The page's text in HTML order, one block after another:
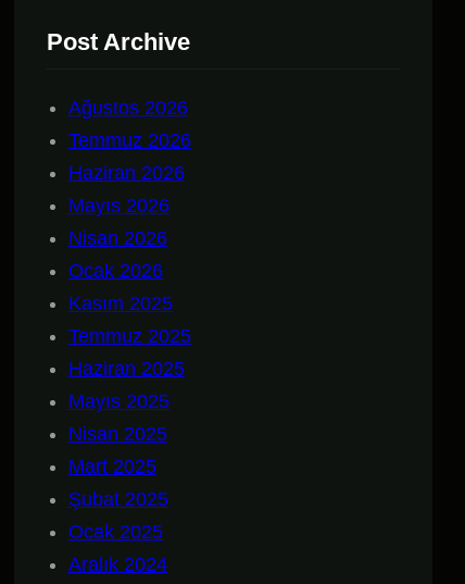
Post Archive
Ağustos 2026
Temmuz 2026
Haziran 2026
Mayıs 2026
Nisan 2026
Ocak 2026
Kasım 2025
Temmuz 2025
Haziran 2025
Mayıs 2025
Nisan 2025
Mart 2025
Şubat 2025
Ocak 2025
Aralık 2024